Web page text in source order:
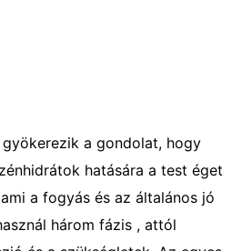
a gondolat, hogy
hatására a test éget
a fogyás és az általános jó
három fázis , attól